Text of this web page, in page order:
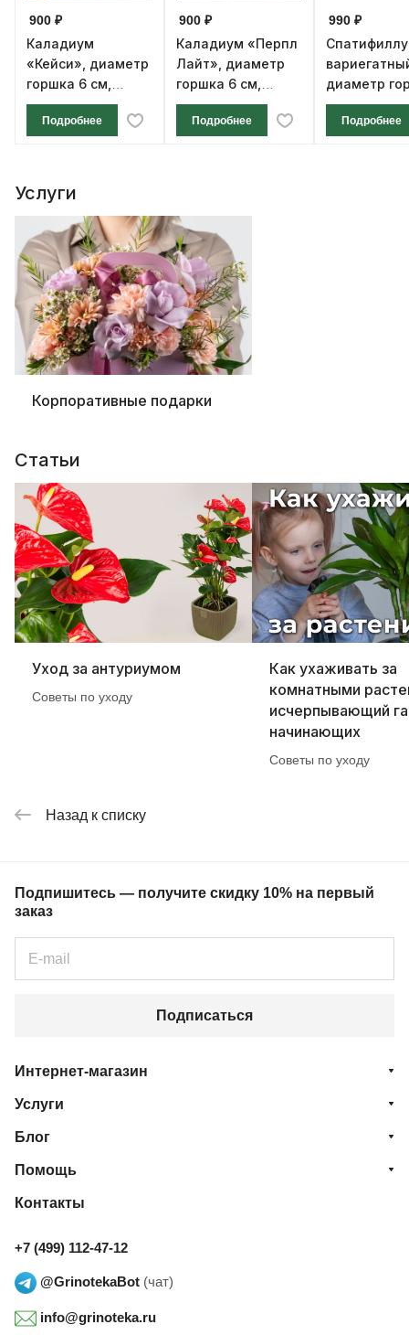
900 ₽
Каладиум
«Кейси», диаметр
горшка 6 см,
высота 12 см
Подробнее
900 ₽
Каладиум «Перпл
Лайт», диаметр
горшка 6 см,
высота 12 см
Подробнее
990 ₽
диаметр
см, высота
Подробнее
Услуги
Корпоративные подарки
Статьи
Уход за антуриумом
Советы по уходу
Как ухаживать за
комнатными
исчерпывающий
начинающих
Советы по уходу
Назад к списку
Подпишитесь — получите скидку 10% на первый
заказ
Подписаться
Интернет-магазин
Услуги
Блог
Помощь
Контакты
+7 (499) 112-47-12
@GrinotekaBot (чат)
info@grinoteka.ru